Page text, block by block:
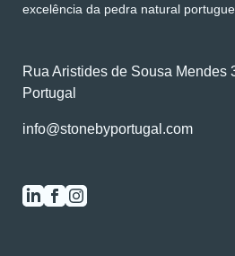
excelência da pedra natural
Rua Aristides de Sousa Mendes
Portugal
info@stonebyportugal.com